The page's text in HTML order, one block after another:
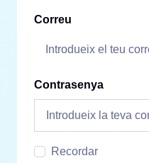
Correu
Contrasenya
Recordar